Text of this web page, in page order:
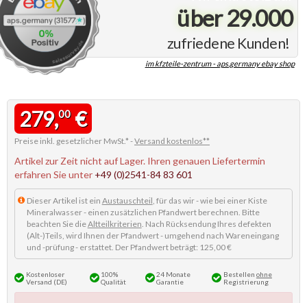
über 29.000
zufriedene Kunden!
im kfzteile-zentrum - aps.germany ebay shop
279,00€
Preise inkl. gesetzlicher MwSt.* -Versand kostenlos**
Artikel zur Zeit nicht auf Lager. Ihren genauen Liefertermin
erfahren Sie unter +49 (0)2541-84 83 601
Dieser Artikel ist ein Austauschteil, für das wir - wie bei einer Kiste
Mineralwasser - einen zusätzlichen Pfandwert berechnen. Bitte
beachten Sie dieAltteilkriterien. Nach Rücksendung Ihres defekten
(Alt-)Teils, wird Ihnen der Pfandwert - umgehend nach Wareneingang
und -prüfung - erstattet. Der Pfandwert beträgt: 125,00 €
Kostenloser
Versand (DE)
100%
Qualität
24 Monate
Garantie
Bestellen ohne
Registrierung